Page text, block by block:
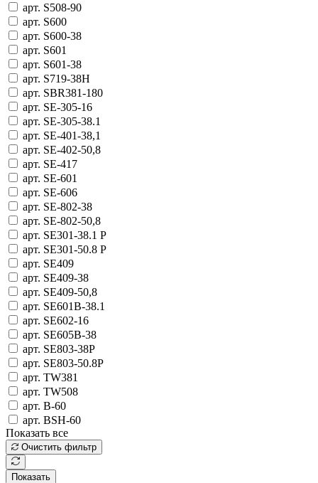
арт. S508-90
арт. S600
арт. S600-38
арт. S601
арт. S601-38
арт. S719-38H
арт. SBR381-180
арт. SE-305-16
арт. SE-305-38.1
арт. SE-401-38,1
арт. SE-402-50,8
арт. SE-417
арт. SE-601
арт. SE-606
арт. SE-802-38
арт. SE-802-50,8
арт. SE301-38.1 P
арт. SE301-50.8 P
арт. SE409
арт. SE409-38
арт. SE409-50,8
арт. SE601B-38.1
арт. SE602-16
арт. SE605B-38
арт. SE803-38P
арт. SE803-50.8P
арт. TW381
арт. TW508
арт. В-60
арт. ВSH-60
Показать все
Очистить фильтр
Показать